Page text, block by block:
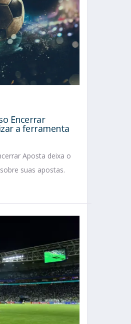
Encerrar
a ferramenta
Aposta deixa o
suas apostas.